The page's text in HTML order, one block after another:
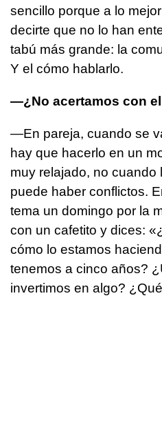
sencillo porque a lo
decirte que no lo han
tabú más grande: la
Y el cómo hablarlo.
—¿No acertamos con
—En pareja, cuando se
hay que hacerlo en un
muy relajado, no cuando
puede haber conflictos.
tema un domingo por la
con un cafetito y dices:
cómo lo estamos
tenemos a cinco años?
invertimos en algo?